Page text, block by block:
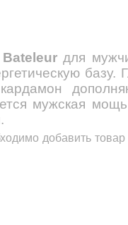
для
базу.
мужская
добавить